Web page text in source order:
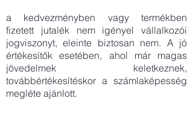
a kedvezményben vagy termékben
fizetett jutalék nem igényel vállalkozói
jogviszonyt, eleinte biztosan nem. A jó
értékesítők esetében, ahol már magas
jövedelmek keletkeznek,
továbbértékesítéskor a számlaképesség
megléte ajánlott.